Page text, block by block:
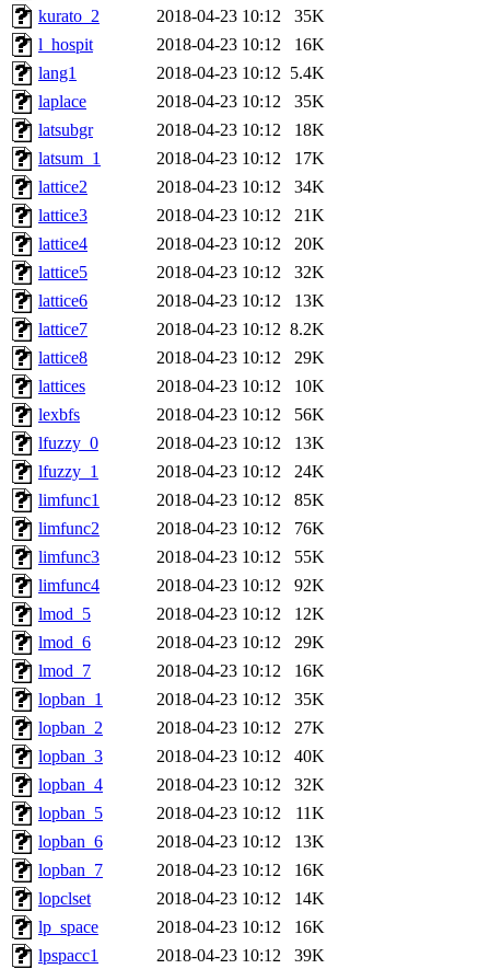
kurato_2
2018-04-23 10:12
35K
l_hospit
2018-04-23 10:12
16K
lang1
2018-04-23 10:12 5.4K
laplace
2018-04-23 10:12
35K
latsubgr
2018-04-23 10:12
18K
latsum_1
2018-04-23 10:12
17K
lattice2
2018-04-23 10:12
34K
lattice3
2018-04-23 10:12
21K
lattice4
2018-04-23 10:12
20K
lattice5
2018-04-23 10:12
32K
lattice6
2018-04-23 10:12
13K
lattice7
2018-04-23 10:12 8.2K
lattice8
2018-04-23 10:12
29K
lattices
2018-04-23 10:12
10K
lexbfs
2018-04-23 10:12
56K
lfuzzy_0
2018-04-23 10:12
13K
lfuzzy_1
2018-04-23 10:12
24K
limfunc1
2018-04-23 10:12
85K
limfunc2
2018-04-23 10:12
76K
limfunc3
2018-04-23 10:12
55K
limfunc4
2018-04-23 10:12
92K
lmod_5
2018-04-23 10:12
12K
lmod_6
2018-04-23 10:12
29K
lmod_7
2018-04-23 10:12
16K
lopban_1
2018-04-23 10:12
35K
lopban_2
2018-04-23 10:12
27K
lopban_3
2018-04-23 10:12
40K
lopban_4
2018-04-23 10:12
32K
lopban_5
2018-04-23 10:12
11K
lopban_6
2018-04-23 10:12
13K
lopban_7
2018-04-23 10:12
16K
lopclset
2018-04-23 10:12
14K
lp_space
2018-04-23 10:12
16K
lpspacc1
2018-04-23 10:12 39K